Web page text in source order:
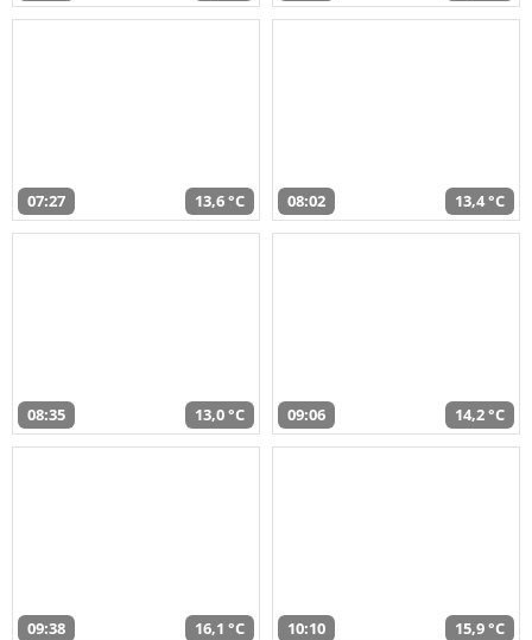
07:27 13,6 °C 08:02 13,4 °C
08:35 13,0 °C 09:06 14,2 °C
09:38 16,1 °C 10:10 15,9 °C